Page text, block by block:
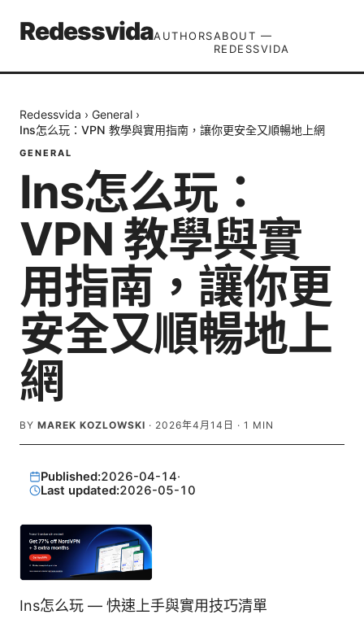
RedessvidaAUTHORSABOUT —
REDESSVIDA
Redessvida › General ›
Ins怎么玩：VPN 教學與實用指南，讓你更安全又順暢地上網
GENERAL
Ins怎么玩：
VPN 教學與實
用指南，讓你更
安全又順暢地上
網
BY MAREK KOZLOWSKI · 2026年4月14日 · 1 MIN
Published:2026-04-14·
Last updated:2026-05-10
Ins怎么玩 — 快速上手與實用技巧清單